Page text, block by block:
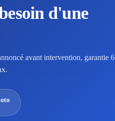
d'une
avant intervention, garantie 6